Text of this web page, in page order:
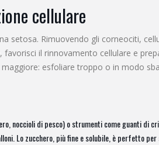
cellulare
setosa. Rimuovendo gli corneociti,
, favorisci il rinnovamento cellulare e
esfoliare troppo o in modo
noccioli di pesco) o strumenti come guanti di
Lo zucchero, più fine e solubile, è perfetto